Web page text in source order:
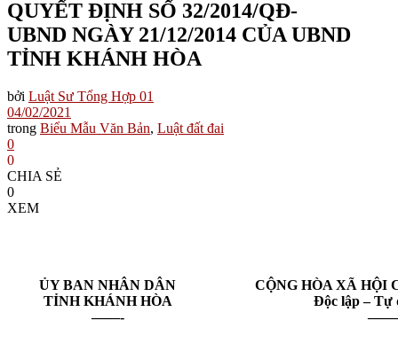
QUYẾT ĐỊNH SỐ 32/2014/QĐ-
UBND NGÀY 21/12/2014 CỦA UBND
TỈNH KHÁNH HÒA
bởi Luật Sư Tổng Hợp 01
04/02/2021
trong Biểu Mẫu Văn Bản, Luật đất đai
0
0
CHIA SẺ
0
XEM
ỦY BAN NHÂN DÂN
TỈNH KHÁNH HÒA
——-
CỘNG HÒA XÃ HỘI
Độc lập – Tự